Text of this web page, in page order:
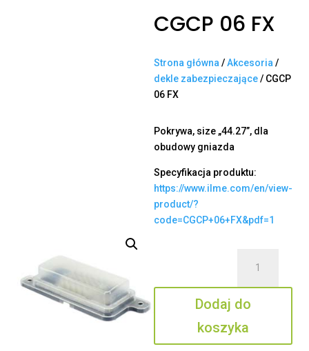
CGCP 06 FX
Strona główna /Akcesoria /
dekle zabezpieczające/ CGCP
06 FX
Pokrywa, size „44.27”, dla
obudowy gniazda
Specyfikacja produktu:
https://www.ilme.com/en/view-
product/?
code=CGCP+06+FX&pdf=1
CGCP
06
FX
Dodaj do
koszyka